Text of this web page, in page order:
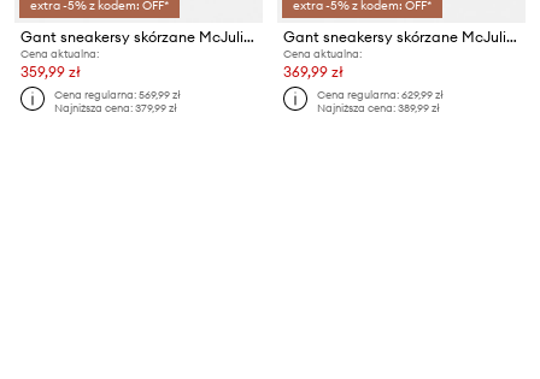
extra -5% z kodem: OFF*
Gant sneakersy skórzane McJulien
Cena aktualna:
359,99 zł
Cena regularna:569,99 zł
Najniższa cena:379,99 zł
extra -5% z kodem: OFF*
Gant sneakersy skórzane McJulien
Cena aktualna:
369,99 zł
Cena regularna:629,99 zł
Najniższa cena:389,99 zł